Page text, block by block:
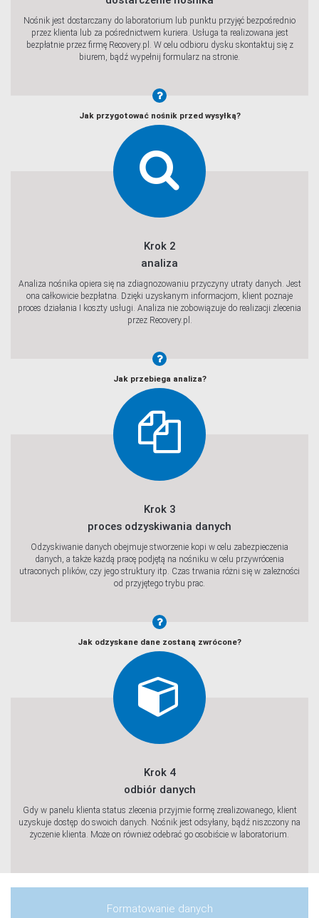
Nośnik jest dostarczany do laboratorium lub punktu przyjęć bezpośrednio
przez klienta lub za pośrednictwem kuriera. Usługa ta realizowana jest
bezpłatnie przez firmę Recovery.pl. W celu odbioru dysku skontaktuj się z
biurem, bądź wypełnij formularz na stronie.
Jak przygotować nośnik przed wysyłką?
Krok 2
analiza
Analiza nośnika opiera się na zdiagnozowaniu przyczyny utraty danych. Jest
ona całkowicie bezpłatna. Dzięki uzyskanym informacjom, klient poznaje
proces działania I koszty usługi. Analiza nie zobowiązuje do realizacji zlecenia
przez Recovery.pl.
Jak przebiega analiza?
Krok 3
proces odzyskiwania danych
Odzyskiwanie danych obejmuje stworzenie kopi w celu zabezpieczenia
danych, a także każdą pracę podjętą na nośniku w celu przywrócenia
utraconych plików, czy jego struktury itp. Czas trwania różni się w zależności
od przyjętego trybu prac.
Jak odzyskane dane zostaną zwrócone?
Krok 4
odbiór danych
Gdy w panelu klienta status zlecenia przyjmie formę zrealizowanego, klient
uzyskuje dostęp do swoich danych. Nośnik jest odsyłany, bądź niszczony na
życzenie klienta. Może on również odebrać go osobiście w laboratorium.
Formatowanie danych